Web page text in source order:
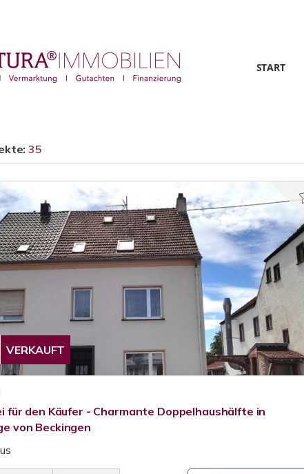
START
35
VERKAUFT
für den Käufer - Charmante Doppelhaushälfte in
von Beckingen